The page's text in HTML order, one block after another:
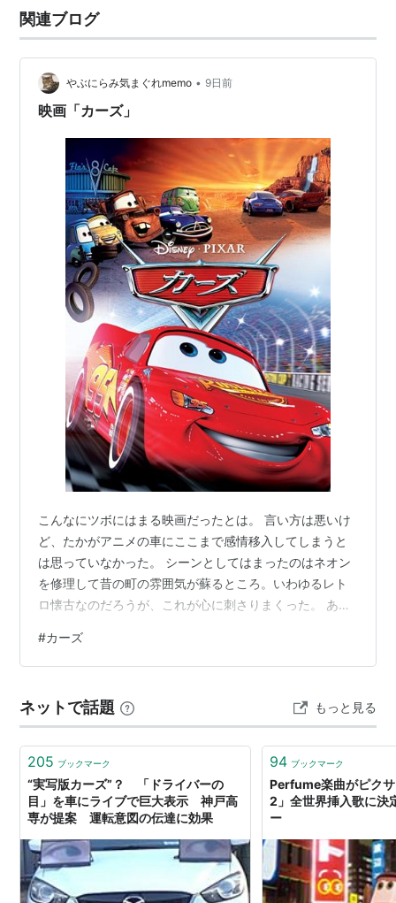
る旅に出ていた。数々の吸血鬼を生み出した「石仮面」
を作った人物。
超像可動 「ジョジョの奇妙な冒
出版社/メーカー:メディコス(Medicos
Entertainment)
発売日:2011/12/24
メディア:おもちゃ＆ホビー
購入: 1人クリック: 10回
この商品を含むブログ (6件) を見る
ジョジョの奇妙な冒険 カーズの
考えるのをやめた文鎮
出版社/メーカー:千値練
発売日:2012/02/17
メディア:
おもちゃ＆ホビー
クリック: 68回
この商品を含むブログ (1件) を見る
カーズ ( 映画) 【かーず】
2006年｜アメリカ｜カラー｜117分｜画面比：2.35:1
｜MPAA; G
スタッフ
脚本:ドン・フォーゲルマン ジョン・ラセター 、 ジ
ョー・ランフト、キール・マーレイ＆フィル・ロリ
ン、ジョーゲン・クルビエン
追加脚本：
原案：ジョン・ラセター ＆ジョー・ランフト、ジョ
ーゲン・クルビエン
撮影：ジェレミー・ラスキー
プロダクション・デザイン：ウィリアム・コーン、
ボブ・ポーリー
関連ブログ
やぶにらみ気まぐれmemo • 9日前
映画「カーズ」
こんなにツボにはまる映画だったとは。 言い方は悪いけ
ど、たかがアニメの車にここまで感情移入してしまうと
は思っていなかった。 シーンとしてはまったのはネオン
を修理して昔の町の雰囲気が蘇るところ。いわゆるレト
ロ懐古なのだろうが、これが心に刺さりまくった。 あと
が演じると、どこかでみたことのある陳腐なストーリー
なのだろうけど、ジョン・ラセターに命を吹き込まれた
ちゃという感じで受け入れることができた。 さすが宮崎
駿の弟子。 さて、２も観なくては。
#カーズ
ネットで話題 もっと見る
205 ブックマーク
“実写版カーズ”？ 「ドライバーの
目」を車にライブで巨大表示 神戸高
専が提案 運転意図の伝達に効果
94 ブックマーク
Perfume楽曲がピク
2」全世界挿入歌に決
ー